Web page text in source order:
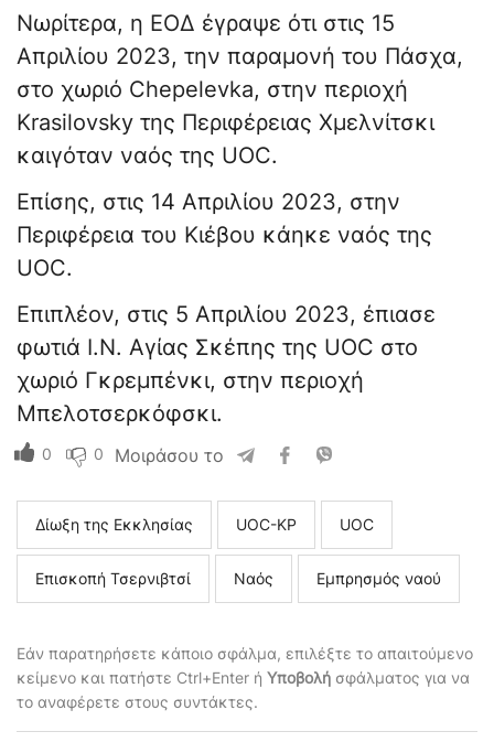
Νωρίτερα, η ΕΟΔ έγραψε ότι στις 15
Απριλίου 2023, την παραμονή του Πάσχα,
στο χωριό Chepelevka, στην περιοχή
Krasilovsky της Περιφέρειας Χμελνίτσκι
καιγόταν ναός της UOC.
Επίσης, στις 14 Απριλίου 2023, στην
Περιφέρεια του Κιέβου κάηκε ναός της
UOC.
Επιπλέον, στις 5 Απριλίου 2023, έπιασε
φωτιά Ι.Ν. Αγίας Σκέπης της UOC στο
χωριό Γκρεμπένκι, στην περιοχή
Μπελοτσερκόφσκι.
0 0 Μοιράσου το
Δίωξη της Εκκλησίας UOC-KP UOC
Επισκοπή Τσερνιβτσί Ναός Εμπρησμός ναού
Εάν παρατηρήσετε κάποιο σφάλμα, επιλέξτε το απαιτούμενο
κείμενο και πατήστε Ctrl+Enter ή Υποβολή σφάλματος για να
το αναφέρετε στους συντάκτες.